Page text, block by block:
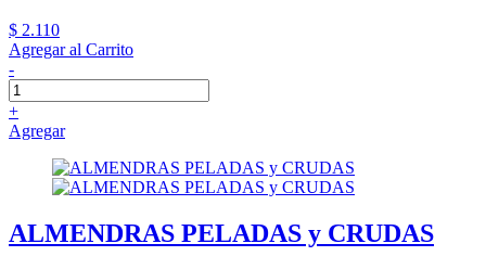
$ 2.110
Agregar al Carrito
-
+
Agregar
ALMENDRAS PELADAS y CRUDAS